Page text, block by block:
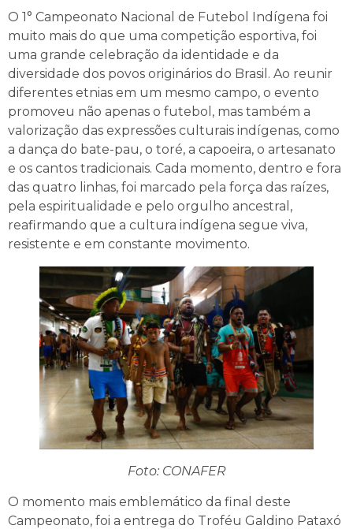
O 1° Campeonato Nacional de Futebol Indígena foi
muito mais do que uma competição esportiva, foi
uma grande celebração da identidade e da
diversidade dos povos originários do Brasil. Ao reunir
diferentes etnias em um mesmo campo, o evento
promoveu não apenas o futebol, mas também a
valorização das expressões culturais indígenas, como
a dança do bate-pau, o toré, a capoeira, o artesanato
e os cantos tradicionais. Cada momento, dentro e fora
das quatro linhas, foi marcado pela força das raízes,
pela espiritualidade e pelo orgulho ancestral,
reafirmando que a cultura indígena segue viva,
resistente e em constante movimento.
Foto: CONAFER
O momento mais emblemático da final deste
Campeonato, foi a entrega do Troféu Galdino Pataxó